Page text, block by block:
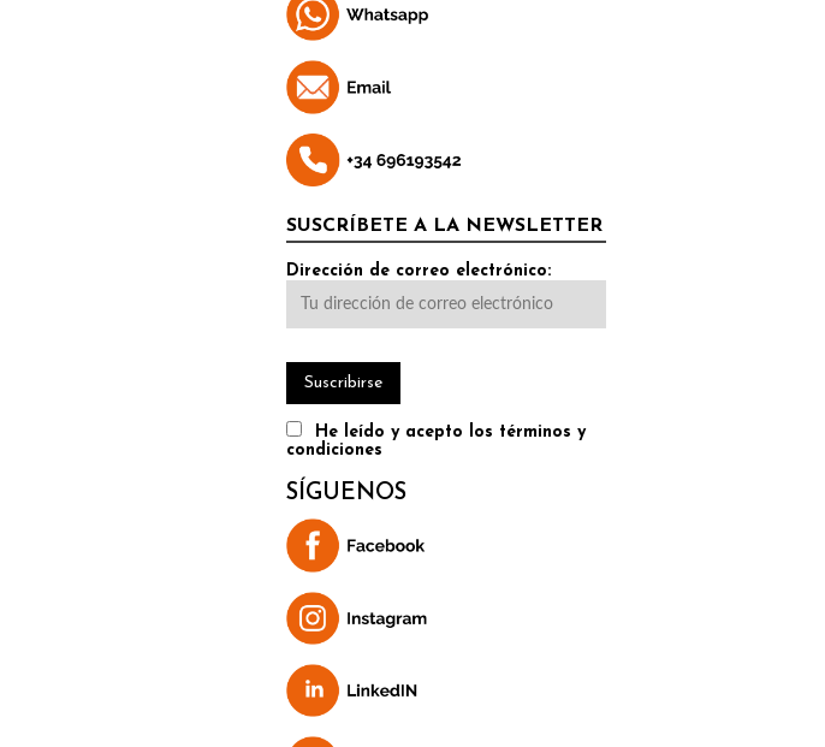
SUSCRÍBETE A LA NEWSLETTER
Dirección de correo electrónico:
He leído y acepto los términos y
condiciones
SÍGUENOS